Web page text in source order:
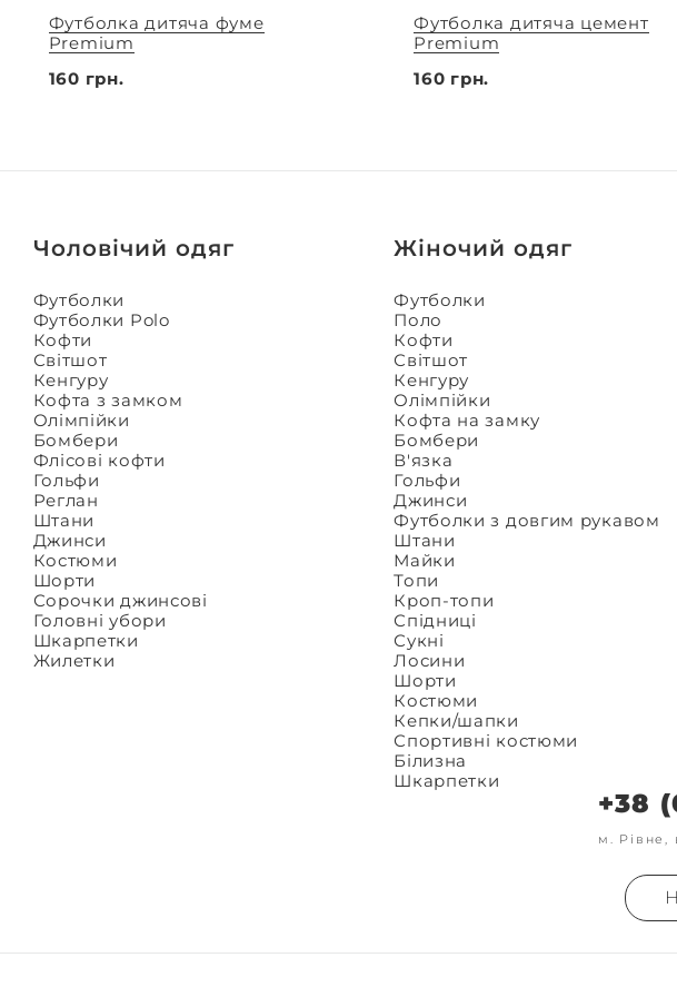
Футболка дитяча фуме
Premium
160 грн.
Футболка дитяча цемент
Premium
160 грн.
Чоловічий одяг
Футболки
Футболки Polo
Кофти
Світшот
Кенгуру
Кофта з замком
Олімпійки
Бомбери
Флісові кофти
Гольфи
Реглан
Штани
Джинси
Костюми
Шорти
Сорочки джинсові
Головні убори
Шкарпетки
Жилетки
Жіночий одяг
Футболки
Поло
Кофти
Світшот
Кенгуру
Олімпійки
Кофта на замку
Бомбери
В'язка
Гольфи
Джинси
Футболки з довгим рукавом
Штани
Майки
Топи
Кроп-топи
Спідниці
Сукні
Лосини
Шорти
Костюми
Кепки/шапки
Спортивні костюми
Білизна
Шкарпетки
+38
м. Рівне,